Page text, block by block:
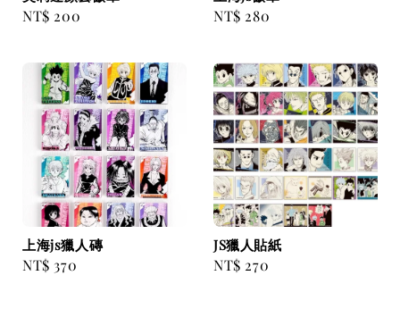
Regular
NT$ 200
Regular
NT$ 280
上海js獵人磚
Regular
NT$ 370
JS獵人貼紙
Regular
NT$ 270